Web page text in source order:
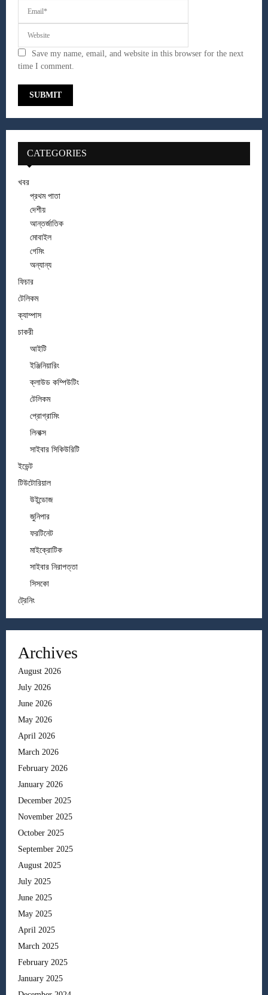
Save my name, email, and website in this browser for the next
time I comment.
CATEGORIES
খবর
প্রথম পাতা
দেশীয়
আন্তর্জাতিক
মোবাইল
গেমিং
অন্যান্য
ফিচার
টেলিকম
ক্যাম্পাস
চাকরী
আইটি
ইঞ্জিনিয়ারিং
ক্লাউড কম্পিউটিং
টেলিকম
প্রোগ্রামিং
লিনাক্স
সাইবার সিকিউরিটি
ইভেন্ট
টিউটোরিয়াল
উইন্ডোজ
জুনিপার
ফরটিনেট
মাইক্রোটিক
সাইবার নিরাপত্তা
সিসকো
ট্রেনিং
Archives
August 2026
July 2026
June 2026
May 2026
April 2026
March 2026
February 2026
January 2026
December 2025
November 2025
October 2025
September 2025
August 2025
July 2025
June 2025
May 2025
April 2025
March 2025
February 2025
January 2025